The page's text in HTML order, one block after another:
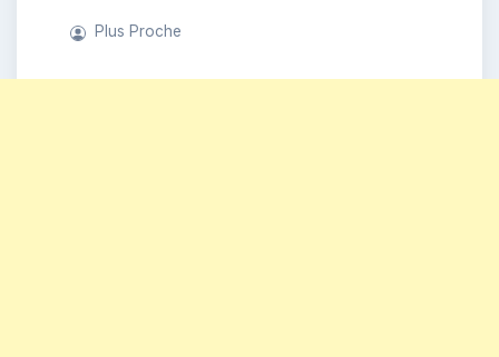
Plus Proche